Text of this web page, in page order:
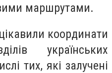
маршрутами.
координати
українських
тих, які залучені